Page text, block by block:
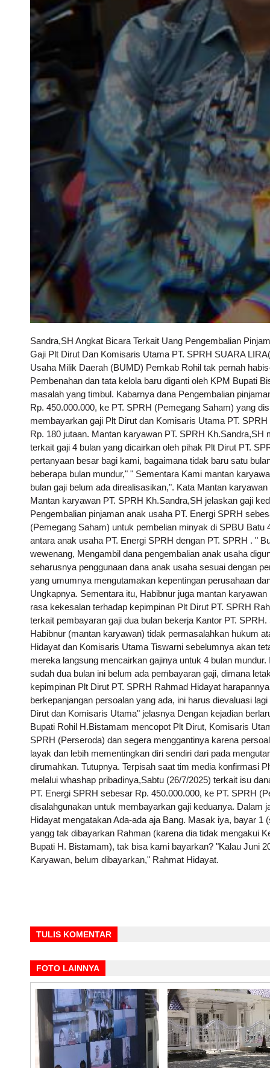
Sandra,SH Angkat Bicara Terkait Uang Pengembalian
Gaji Plt Dirut Dan Komisaris Utama PT. SPRH SUARA
Usaha Milik Daerah (BUMD) Pemkab Rohil tak pernah
Pembenahan dan tata kelola baru diganti oleh KPM Bupati
masalah yang timbul. Kabarnya dana Pengembalian
Rp. 450.000.000, ke PT. SPRH (Pemegang Saham) yang
membayarkan gaji Plt Dirut dan Komisaris Utama PT.
Rp. 180 jutaan. Mantan karyawan PT. SPRH Kh.Sandra,SH
terkait gaji 4 bulan yang dicairkan oleh pihak Plt Dirut PT.
pertanyaan besar bagi kami, bagaimana tidak baru satu
beberapa bulan mundur," " Sementara Kami mantan
bulan gaji belum ada direalisasikan,". Kata Mantan
Mantan karyawan PT. SPRH Kh.Sandra,SH jelaskan gaji
Pengembalian pinjaman anak usaha PT. Energi SPRH
(Pemegang Saham) untuk pembelian minyak di SPBU Batu
antara anak usaha PT. Energi SPRH dengan PT. SPRH . "
wewenang, Mengambil dana pengembalian anak usaha
seharusnya penggunaan dana anak usaha sesuai dengan
yang umumnya mengutamakan kepentingan perusahaan
Ungkapnya. Sementara itu, Habibnur juga mantan
rasa kekesalan terhadap kepimpinan Plt Dirut PT. SPRH
terkait pembayaran gaji dua bulan bekerja Kantor PT.
Habibnur (mantan karyawan) tidak permasalahkan hukum
Hidayat dan Komisaris Utama Tiswarni sebelumnya akan
mereka langsung mencairkan gajinya untuk 4 bulan
sudah dua bulan ini belum ada pembayaran gaji, dimana
kepimpinan Plt Dirut PT. SPRH Rahmad Hidayat
berkepanjangan persoalan yang ada, ini harus dievaluasi
Dirut dan Komisaris Utama" jelasnya Dengan kejadian
Bupati Rohil H.Bistamam mencopot Plt Dirut, Komisaris
SPRH (Perseroda) dan segera menggantinya karena
layak dan lebih mementingkan diri sendiri dari pada
dirumahkan. Tutupnya. Terpisah saat tim media konfirmasi
melalui whashap pribadinya,Sabtu (26/7/2025) terkait isu
PT. Energi SPRH sebesar Rp. 450.000.000, ke PT. SPRH
disalahgunakan untuk membayarkan gaji keduanya. Dalam
Hidayat mengatakan Ada-ada aja Bang. Masak iya, bayar 1
yangg tak dibayarkan Rahman (karena dia tidak mengakui
Bupati H. Bistamam), tak bisa kami bayarkan? "Kalau Juni
Karyawan, belum dibayarkan," Rahmat Hidayat.
TULIS KOMENTAR
FOTO LAINNYA